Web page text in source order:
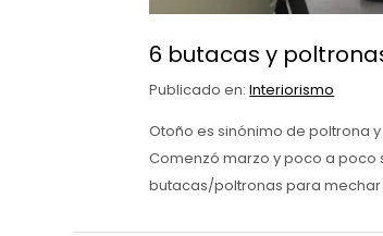
6 butacas y
Publicado en:Interiorismo
Otoño es sinónimo de poltrona
Comenzó marzo y poco a poco
butacas/poltronas para mechar